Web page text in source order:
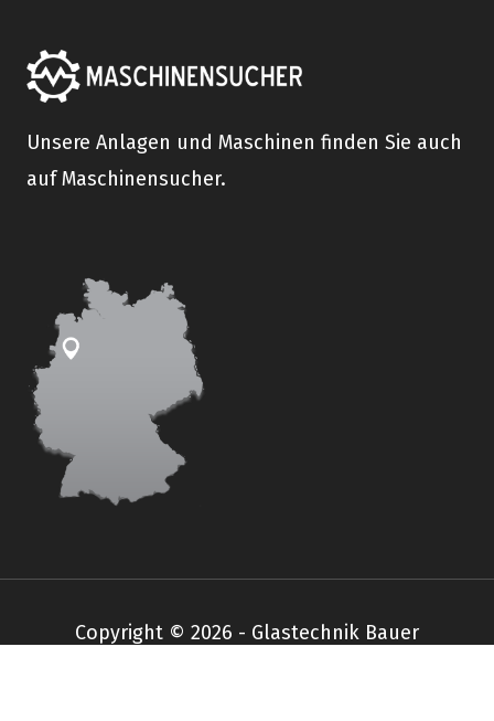
Unsere Anlagen und Maschinen finden Sie auch
auf Maschinensucher.
Copyright © 2026 - Glastechnik Bauer